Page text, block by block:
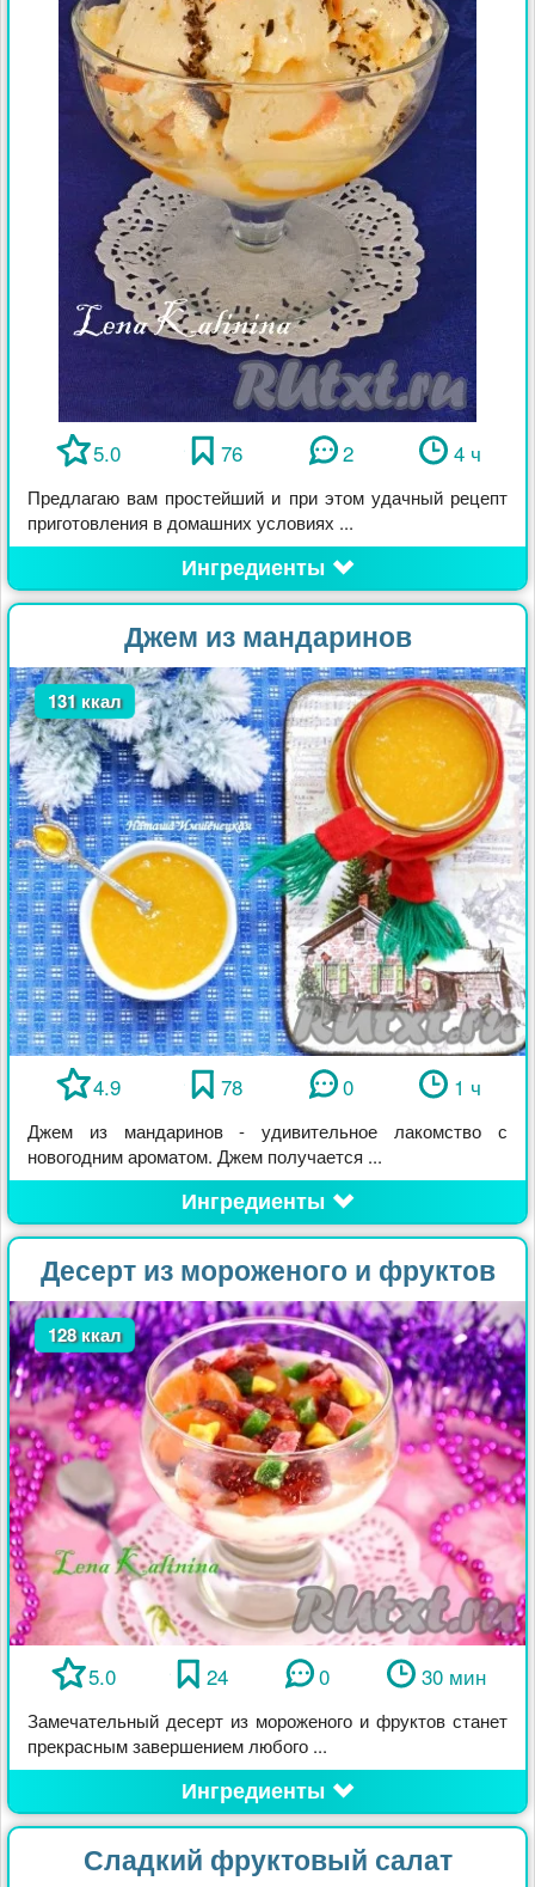
5.0 76 2 4 ч
Предлагаю вам простейший и при этом удачный рецепт
приготовления в домашних условиях ...
Ингредиенты
Джем из мандаринов
131 ккал
4.9 78 0 1 ч
Джем из мандаринов - удивительное лакомство с
новогодним ароматом. Джем получается ...
Ингредиенты
Десерт из мороженого и фруктов
128 ккал
5.0 24 0 30 мин
Замечательный десерт из мороженого и фруктов станет
прекрасным завершением любого ...
Ингредиенты
Сладкий фруктовый салат